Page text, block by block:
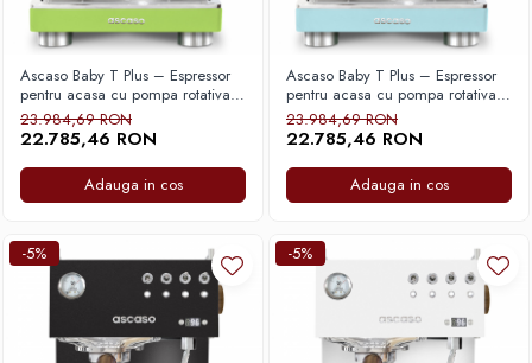
Ascaso Baby T Plus – Espressor
pentru acasa cu pompa rotativa,
Multi Thermoblock si control al
debitului pentru stabilitate termica
si extractie precisa – Verde
Pistachio
23.984,69 RON
22.785,46 RON
Adauga in cos
Ascaso Baby T Plus – Espressor
pentru acasa cu pompa rotativa,
Multi Thermoblock si control al
debitului pentru stabilitate termica
si extractie precisa – Albastru
23.984,69 RON
22.785,46 RON
Adauga in cos
-5% -5%